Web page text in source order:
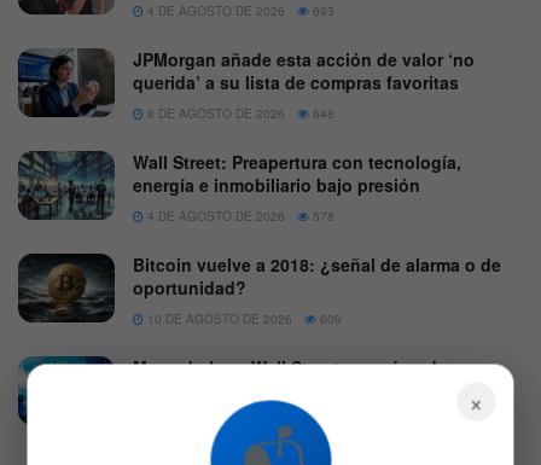
4 DE AGOSTO DE 2026 693
JPMorgan añade esta acción de valor ‘no
querida’ a su lista de compras favoritas
8 DE AGOSTO DE 2026 648
Wall Street: Preapertura con tecnología,
energía e inmobiliario bajo presión
4 DE AGOSTO DE 2026 578
Bitcoin vuelve a 2018: ¿señal de alarma o de
oportunidad?
10 DE AGOSTO DE 2026 609
Mercado hoy: Wall Street roza récord por
4 DE AGOSTO DE 2026 551
×